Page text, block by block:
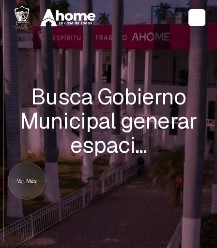
Busca Gobierno
Municipal generar
espaci…
Ver Más